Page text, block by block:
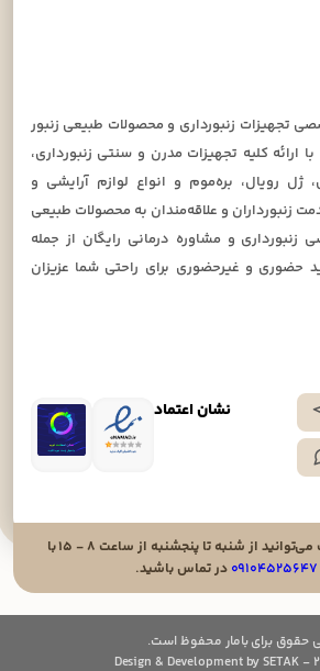
نشان اعتماد
تجهیزات زنبورداری و محصولات طبیعی زنبور
ارائه کلیه تجهیزات مدرن و سنتی زنبورداری،
رویال، بره‌موم و انواع لوازم آرایشی و
زنبورداران و علاقه‌مندان به محصولات طبیعی
و مشاوره درمانی رایگان از جمله
حضوری و غیرحضوری برای راحتی شما عزیزان
برای پیگیری سفارشات می‌توانید از شنبه تا پنجشنبه از ساعت ۸ - ۱۵ با
۰۹۱۰۴۵۲۵۶۴۷در تماس باشید.
حقوق برای بامار محفوظ است.